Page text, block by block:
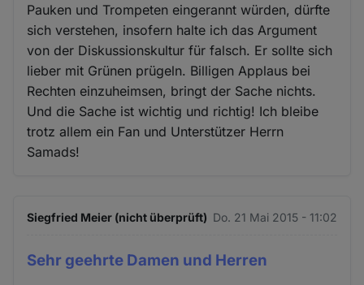
Pauken und Trompeten eingerannt würden, dürfte
sich verstehen, insofern halte ich das Argument
von der Diskussionskultur für falsch. Er sollte sich
lieber mit Grünen prügeln. Billigen Applaus bei
Rechten einzuheimsen, bringt der Sache nichts.
Und die Sache ist wichtig und richtig! Ich bleibe
trotz allem ein Fan und Unterstützer Herrn
Samads!
Siegfried Meier (nicht überprüft) Do. 21 Mai 2015 - 11:02
Sehr geehrte Damen und Herren